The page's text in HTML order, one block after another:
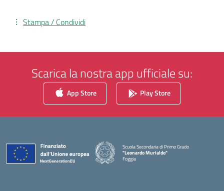
Stampa / Condividi
Scarica la nostra app ufficiale su:
App Store Play Store
Scuola Secondaria di Primo Grado
"Leonardo Murialdo"
Foggia
— Visita la pagina iniziale della scuola